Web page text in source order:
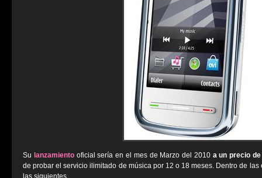
Su lanzamientooficial sería en el mes de Marzo del 2010 a un precio
de probar el servicio ilimitado de música por 12 o 18 meses. Dentro de
las siguientes.